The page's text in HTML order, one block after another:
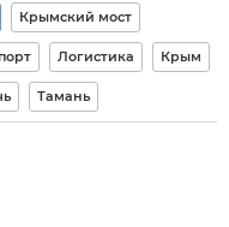
Крымский мост
Логистика Крым
Тамань